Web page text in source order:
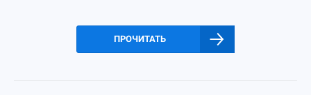
ПРОЧИТАТЬ